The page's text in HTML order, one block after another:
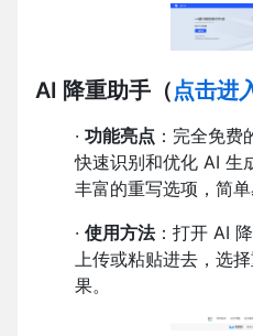
AI 降重助手 （点击进
· 功能亮点 ：完全免
快速识别和优化 AI 生
丰富的重写选项，简单
· 使用方法：打开 AI
上传或粘贴进去，选
果。